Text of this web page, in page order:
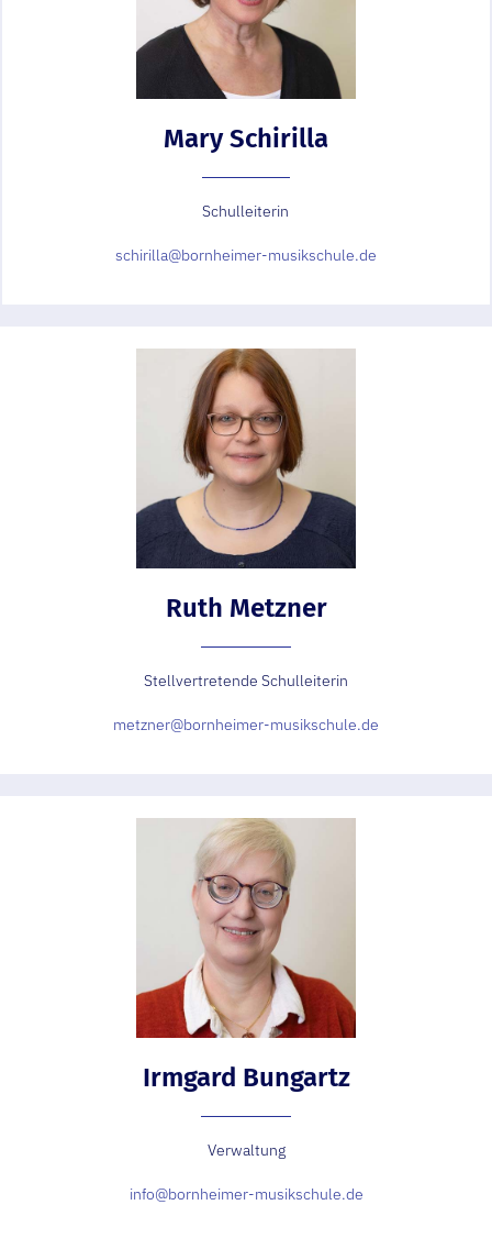
Mary Schirilla
Schulleiterin
schirilla@bornheimer-musikschule.de
Ruth Metzner
Stell­vertretende Schul­leiterin
metzner@bornheimer-musikschule.de
Irmgard Bungartz
Verwaltung
info@bornheimer-musikschule.de